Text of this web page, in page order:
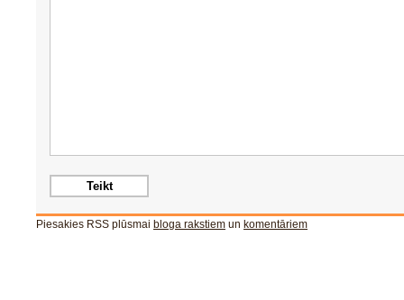
Piesakies RSS plūsmai bloga rakstiem un komentāriem